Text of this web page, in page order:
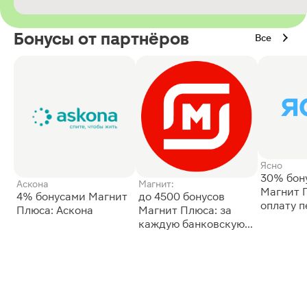
Бонусы от партнёров Все
Аскона
4% бонусами Магнит
Плюса: Аскона
Магнит:
до 4500 бонусов
Магнит Плюса: за
каждую банковскую
Ясно
30%
Магнит
оплату